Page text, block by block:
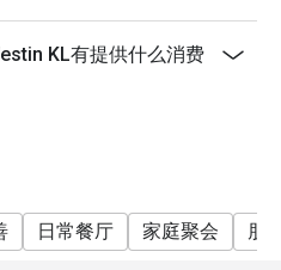
KL有提供什么消费
日常餐厅 家庭聚会 朋